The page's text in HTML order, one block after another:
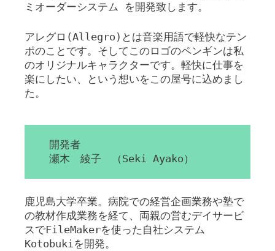
ミオーダーシステム を開発致します。
アレグロ(Allegro)とは音楽用語で軽快なテン
ポのことです。そしてこのロゴのペンギンは私
のオリジナルキャラクターです。軽快に仕事を
楽にしたい、という想いをこの屋号に込めまし
た。
開発者
瀬木 綾子 （Seki Ayako）
鹿児島大学卒業。病院での経営企画業務や塾で
の教材作成業務を経て、両親の営むデイサービ
スでFileMakerを使った自社システム
Kotobukiを開発。